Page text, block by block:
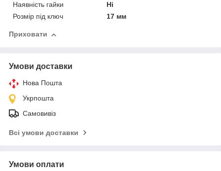
Наявність гайки
Ні
Розмір під ключ
17 мм
Приховати
Умови доставки
Нова Пошта
Укрпошта
Самовивіз
Всі умови доставки
Умови оплати